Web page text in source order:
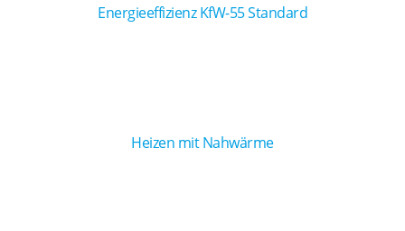
Energieeffizienz KfW-55 Standard
Heizen mit Nahwärme